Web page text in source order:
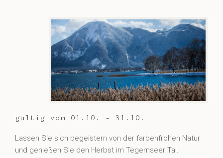
gültig vom 01.10. - 31.10.
Lassen Sie sich begeistern von der farbenfrohen Natur
und genießen Sie den Herbst im Tegernseer Tal.